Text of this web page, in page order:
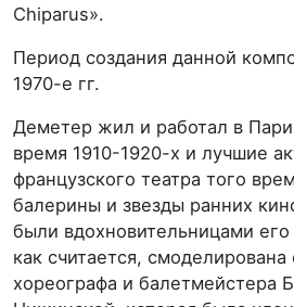
Chiparus».
Период создания данной
1970-е гг.
Деметер жил и работал в
время 1910-1920-х и лучшие
французского театра того
балерины и звезды ранних
были вдохновительницами
как считается,
хореографа и балетмейстера